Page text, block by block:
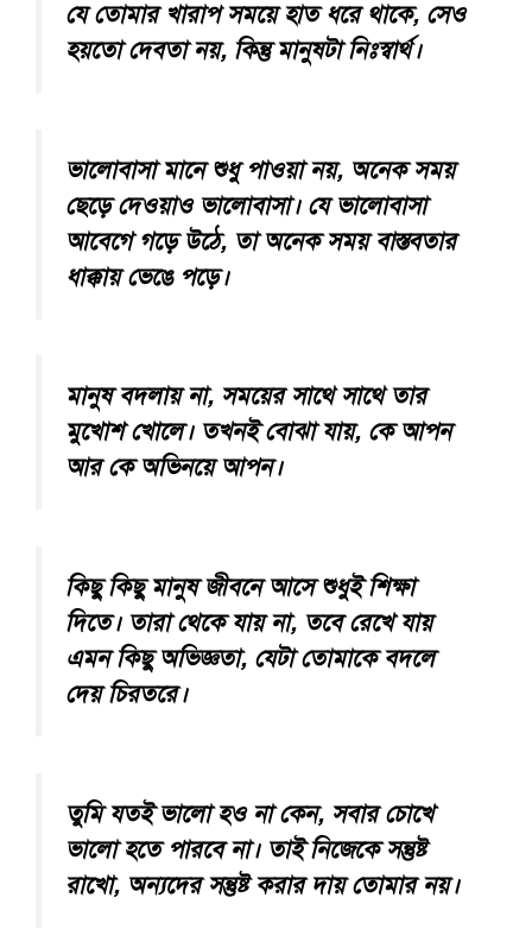
যে তোমার খারাপ সময়ে হাত ধরে থাকে, সেও
হয়তো দেবতা নয়, কিন্তু মানুষটা নিঃস্বার্থ।
ভালোবাসা মানে শুধু পাওয়া নয়, অনেক সময়
ছেড়ে দেওয়াও ভালোবাসা। যে ভালোবাসা
আবেগে গড়ে উঠে, তা অনেক সময় বাস্তবতার
ধাক্কায় ভেঙে পড়ে।
মানুষ বদলায় না, সময়ের সাথে সাথে তার
মুখোশ খোলে। তখনই বোঝা যায়, কে আপন
আর কে অভিনয়ে আপন।
কিছু কিছু মানুষ জীবনে আসে শুধুই শিক্ষা
দিতে। তারা থেকে যায় না, তবে রেখে যায়
এমন কিছু অভিজ্ঞতা, যেটা তোমাকে বদলে
দেয় চিরতরে।
তুমি যতই ভালো হও না কেন, সবার চোখে
ভালো হতে পারবে না। তাই নিজেকে সন্তুষ্ট
রাখো, অন্যদের সন্তুষ্ট করার দায় তোমার নয়।